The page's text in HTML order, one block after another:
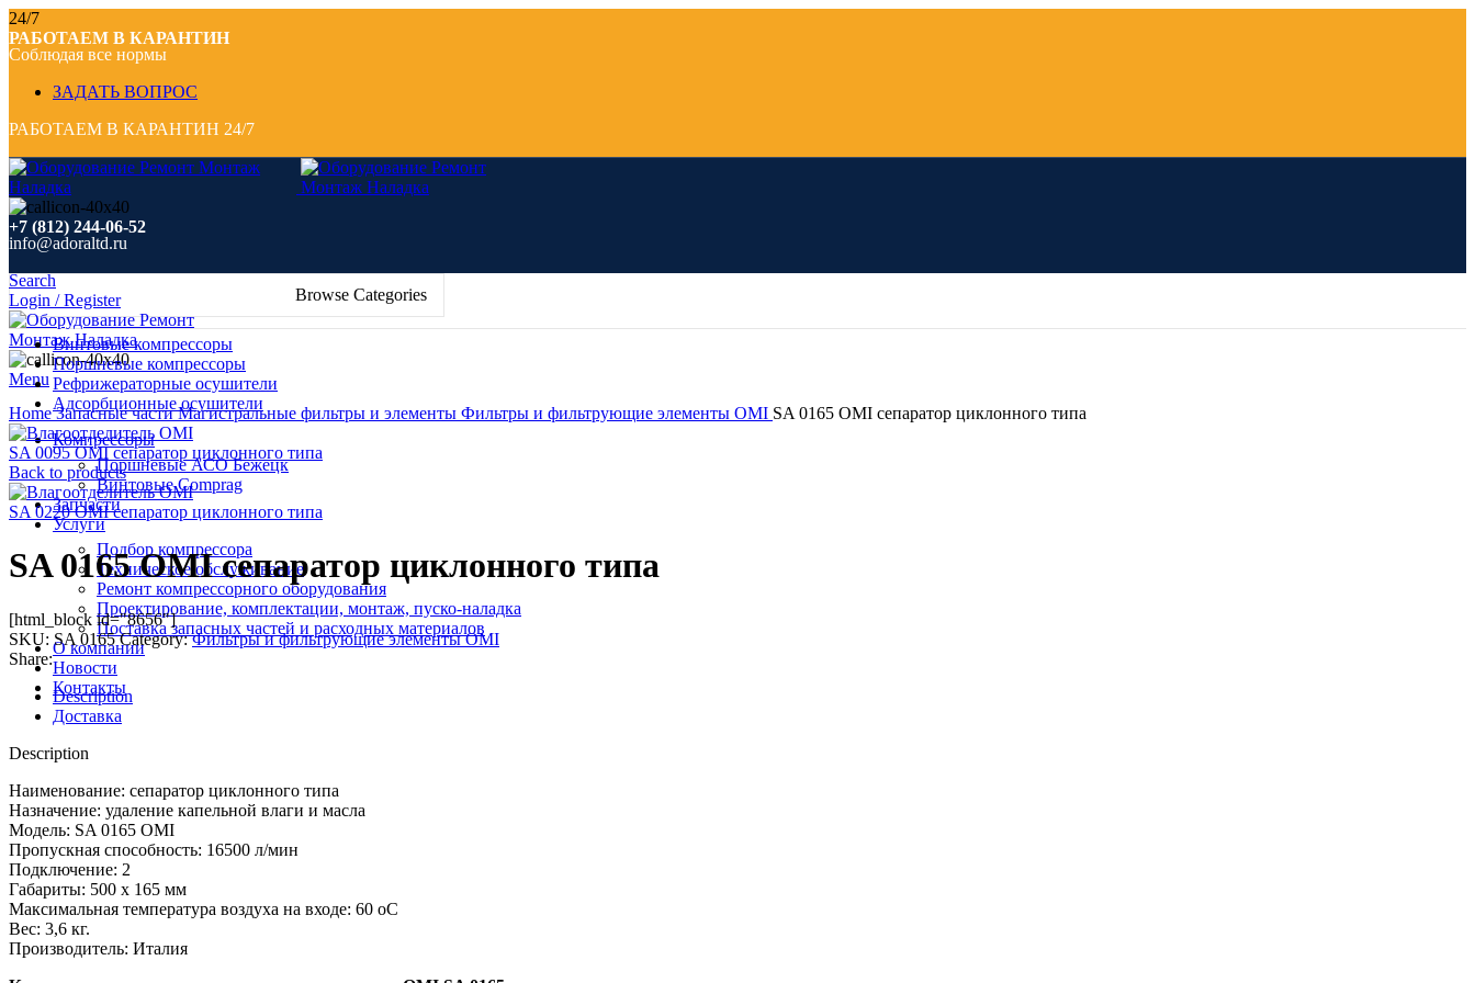
24/7
РАБОТАЕМ В КАРАНТИН
Соблюдая все нормы
ЗАДАТЬ ВОПРОС
РАБОТАЕМ В КАРАНТИН 24/7
+7 (812) 244-06-52
info@adoraltd.ru
Search
Login / Register
Menu
Browse Categories
Винтовые компрессоры
Поршневые компрессоры
Рефрижераторные осушители
Адсорбционные осушители
Компрессоры
Поршневые АСО Бежецк
Винтовые Comprag
Запчасти
Услуги
Подбор компрессора
Техническое обслуживание
Ремонт компрессорного оборудования
Проектирование, комплектации, монтаж, пуско-наладка
Поставка запасных частей и расходных материалов
О компании
Новости
Контакты
Click to enlarge
HomeЗапасные частиМагистральные фильтры и элементы Фильтры и фильтрующие элементы OMI SA 0165 OMI сепаратор циклонного типа
SA 0095 OMI сепаратор циклонного типа
Back to products
SA 0220 OMI сепаратор циклонного типа
SA 0165 OMI сепаратор циклонного типа
[html_block id="8656"]
SKU: SA 0165Category: Фильтры и фильтрующие элементы OMI
Share:
Description
Доставка
Description
Наименование: сепаратор циклонного типа
Назначение: удаление капельной влаги и масла
Модель: SA 0165 OMI
Пропускная способность: 16500 л/мин
Подключение: 2
Габариты: 500 x 165 мм
Максимальная температура воздуха на входе: 60 оС
Вес: 3,6 кг.
Производитель: Италия